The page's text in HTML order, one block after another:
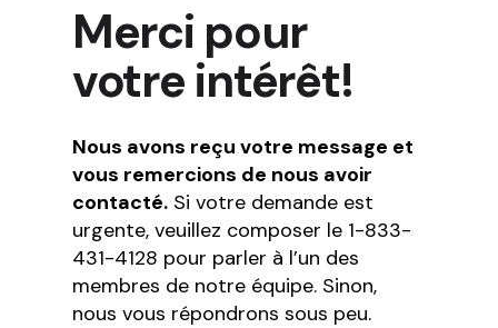
Merci pour
votre intérêt!
Nous avons reçu votre message et
vous remercions de nous avoir
contacté. Si votre demande est
urgente, veuillez composer le 1-833-
431-4128 pour parler à l’un des
membres de notre équipe. Sinon,
nous vous répondrons sous peu.